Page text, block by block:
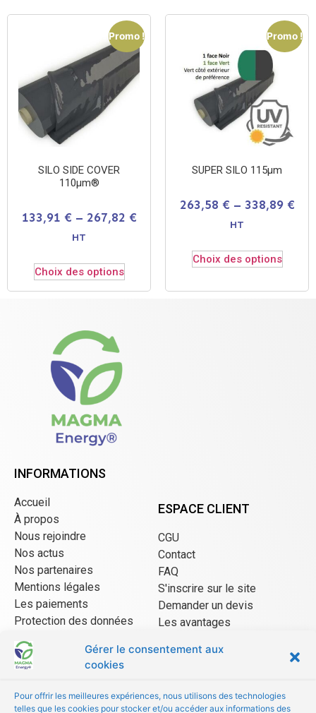
Gérer le consentement aux
cookies
Pour offrir les meilleures expériences, nous utilisons des technologies
telles que les cookies pour stocker et/ou accéder aux informations des
Promo !
SILO SIDE COVER
110µm®
133,91 € – 267,82 €
HT
Choix des options
Promo !
SUPER SILO 115µm
263,58 € – 338,89 €
HT
Choix des options
INFORMATIONS
Accueil
À propos
Nous rejoindre
Nos actus
Nos partenaires
Mentions légales
Les paiements
Protection des données
CGU Mangopay
ESPACE CLIENT
CGU
Contact
FAQ
S'inscrire sur le site
Demander un devis
Les avantages